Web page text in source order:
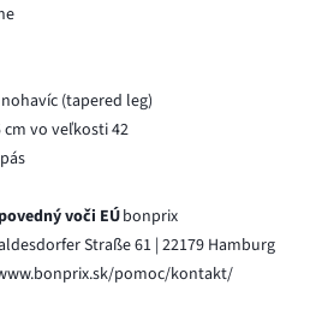
(tapered leg)
cm vo veľkosti 42
voči EÚbonprix
Straße 61 | 22179 Hamburg
pomoc/kontakt/